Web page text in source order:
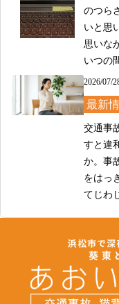
のつら
いと思
思いな
いつの
のよう
談にい
当院で
とりの
に確認
ます。
など、
に過ご
ります
完全予
2026/07/
最新
交通事
すと違
か。事
をはっ
てじわ
いので
当院で
身体の
2026/07/
最新
交通事
かった
頭痛、